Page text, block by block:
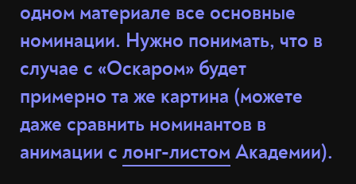
одном материале все основные
номинации. Нужно понимать, что в
случае с «Оскаром» будет
примерно та же картина (можете
даже сравнить номинантов в
анимации с лонг-листомАкадемии).